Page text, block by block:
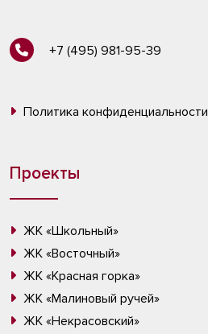
+7 (495) 981-95-39
Политика конфиденциальности
Проекты
ЖК «Школьный»
ЖК «Восточный»
ЖК «Красная горка»
ЖК «Малиновый ручей»
ЖК «Некрасовский»